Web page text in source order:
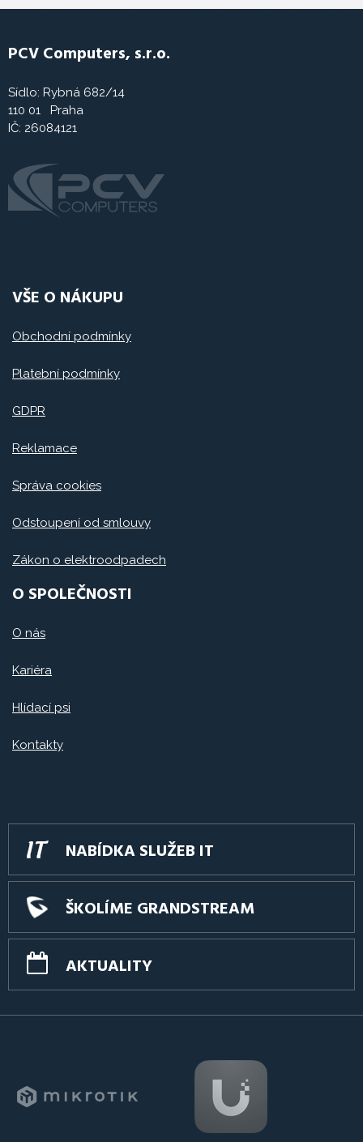
PCV Computers, s.r.o.
Sídlo: Rybná 682/14
110 01 Praha
IČ: 26084121
VŠE O NÁKUPU
Obchodní podmínky
Platební podmínky
GDPR
Reklamace
Správa cookies
Odstoupení od smlouvy
Zákon o elektroodpadech
O SPOLEČNOSTI
O nás
Kariéra
Hlídací psi
Kontakty
NABÍDKA SLUŽEB IT
ŠKOLÍME GRANDSTREAM
AKTUALITY